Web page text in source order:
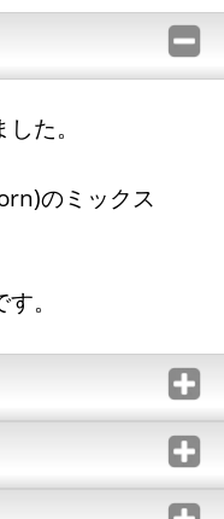
た。
のミックス
。